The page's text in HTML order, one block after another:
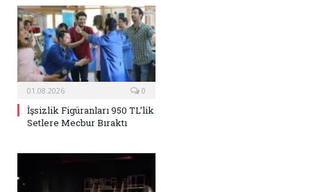
01.08.2026 0
İşsizlik Figüranları 950 TL’lik
Setlere Mecbur Bıraktı